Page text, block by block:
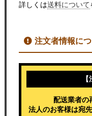
詳しくは送料について
注文者情報に
配送業者の
法人のお客様は宛